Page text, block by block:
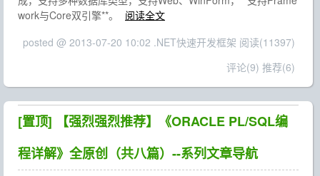
work与Core双引擎**。
阅读全文
posted @ 2013-07-20 10:02 .NET快速开发框架 阅读(11397)
评论(9) 推荐(6)
[置顶] 【强烈强烈推荐】《ORACLE PL/SQL编
程详解》全原创（共八篇）--系列文章导航